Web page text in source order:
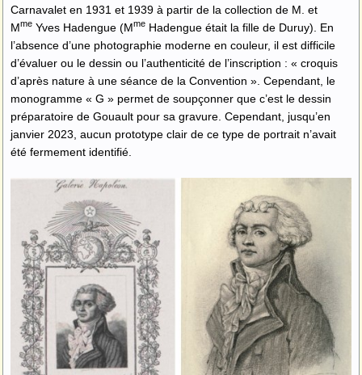
Carnavalet en 1931 et 1939 à partir de la collection de M. et
MmeYves Hadengue (MmeHadengue était la fille de Duruy). En
l’absence d’une photographie moderne en couleur, il est difficile
d’évaluer ou le dessin ou l’authenticité de l’inscription : « croquis
d’après nature à une séance de la Convention ». Cependant, le
monogramme « G » permet de soupçonner que c’est le dessin
préparatoire de Gouault pour sa gravure. Cependant, jusqu’en
janvier 2023, aucun prototype clair de ce type de portrait n’avait
été fermement identifié.